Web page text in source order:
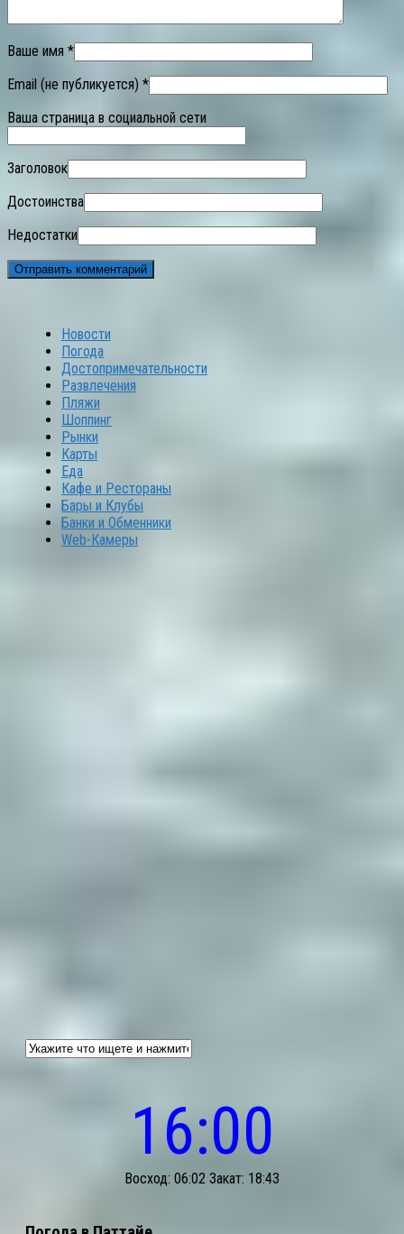
Ваше имя *
Email (не публикуется) *
Ваша страница в социальной сети
Заголовок
Достоинства
Недостатки
Новости
Погода
Достопримечательности
Развлечения
Пляжи
Шоппинг
Рынки
Карты
Еда
Кафе и Рестораны
Бары и Клубы
Банки и Обменники
Web-Камеры
16:00
Восход: 06:02 Закат: 18:43